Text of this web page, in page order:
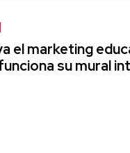
el marketing
su mural